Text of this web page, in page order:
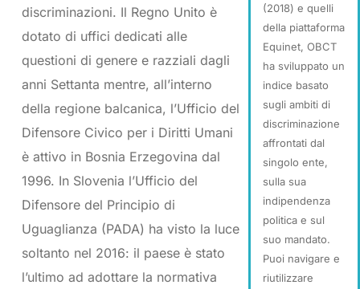
(2018) e quelli
della piattaforma
Equinet, OBCT
ha sviluppato un
indice basato
sugli ambiti di
discriminazione
affrontati dal
singolo ente,
sulla sua
indipendenza
politica e sul
suo mandato.
Puoi navigare e
riutilizzare
discriminazioni. Il Regno Unito è
dotato di uffici dedicati alle
questioni di genere e razziali dagli
anni Settanta mentre, all’interno
della regione balcanica, l’Ufficio del
Difensore Civico per i Diritti Umani
è attivo in Bosnia Erzegovina dal
1996. In Slovenia l’Ufficio del
Difensore del Principio di
Uguaglianza (PADA) ha visto la luce
soltanto nel 2016: il paese è stato
l’ultimo ad adottare la normativa